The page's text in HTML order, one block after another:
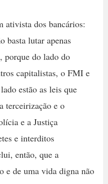
ativista dos bancários:
basta lutar apenas
porque do lado do
capitalistas, o FMI e
estão as leis que
terceirização e o
e a Justiça
e interditos
então, que a
e de uma vida digna não